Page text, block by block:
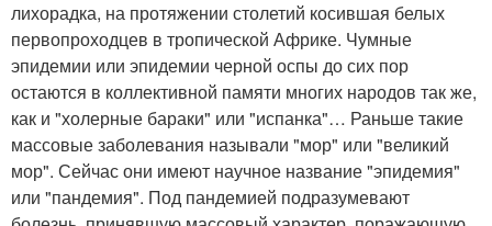
лихорадка, на протяжении столетий косившая белых
первопроходцев в тропической Африке. Чумные
эпидемии или эпидемии черной оспы до сих пор
остаются в коллективной памяти многих народов так же,
как и "холерные бараки" или "испанка"… Раньше такие
массовые заболевания называли "мор" или "великий
мор". Сейчас они имеют научное название "эпидемия"
или "пандемия". Под пандемией подразумевают